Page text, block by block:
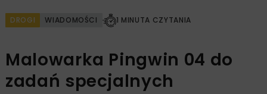
DROGI WIADOMOŚCI 1 MINUTA CZYTANIA
Malowarka Pingwin 04 do
zadań specjalnych